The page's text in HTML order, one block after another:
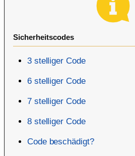
Sicherheitscodes
3 stelliger Code
6 stelliger Code
7 stelliger Code
8 stelliger Code
Code beschädigt?